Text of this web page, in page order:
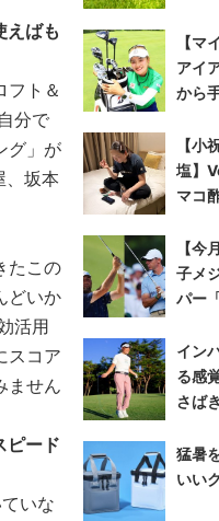
えばも
フト＆
分で
グ」が
、坂本
たこの
どいか
活用
スコア
ません
ピード
いな
【
アイ
から
【小
塩】
マコ
【
子メ
パー
イン
る感
さば
猛暑
いい